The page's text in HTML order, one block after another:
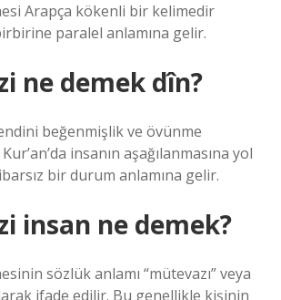
Arapça kökenli bir kelimedir
paralel anlamına gelir.
ne demek dîn?
beğenmişlik ve övünme
insanın aşağılanmasına yol
bir durum anlamına gelir.
insan ne demek?
sözlük anlamı “mütevazı” veya
ifade edilir. Bu genellikle kişinin